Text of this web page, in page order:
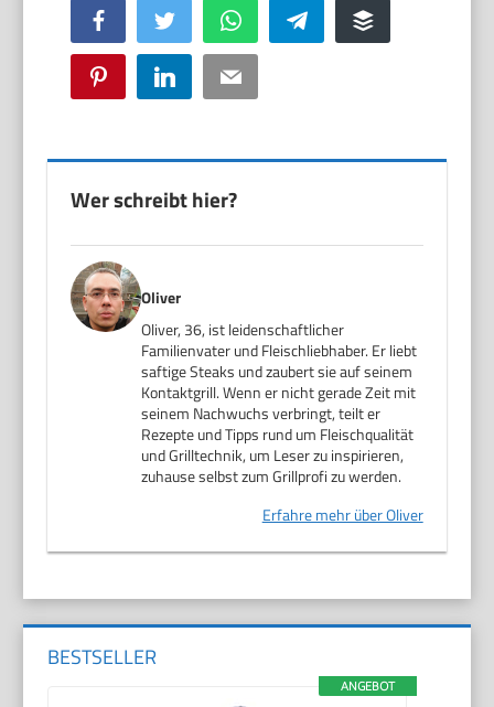
Facebook Twitter WhatsApp Telegram Buffer
Pinterest LinkedIn Email
Wer schreibt hier?
Oliver
Oliver, 36, ist leidenschaftlicher
Familienvater und Fleischliebhaber. Er liebt
saftige Steaks und zaubert sie auf seinem
Kontaktgrill. Wenn er nicht gerade Zeit mit
seinem Nachwuchs verbringt, teilt er
Rezepte und Tipps rund um Fleischqualität
und Grilltechnik, um Leser zu inspirieren,
zuhause selbst zum Grillprofi zu werden.
Erfahre mehr über Oliver
BESTSELLER
ANGEBOT